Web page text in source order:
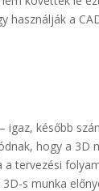
használják a
igaz, később
hogy a 3D
tervezési
s munka